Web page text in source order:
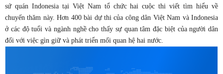
sứ quán Indonesia tại Việt Nam tổ chức hai cuộc thi viết tìm hiểu về
chuyến thăm này. Hơn 400 bài dự thi của công dân Việt Nam và Indonesia
ở các độ tuổi và ngành nghề cho thấy sự quan tâm đặc biệt của người dân
đối với việc gìn giữ và phát triển mối quan hệ hai nước.